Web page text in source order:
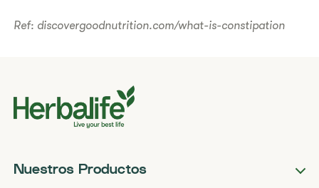
Ref: discovergoodnutrition.com/what-is-constipation
Nuestros Productos